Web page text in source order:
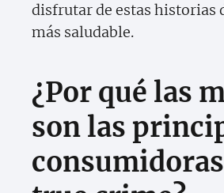
disfrutar de estas historias
más saludable.
¿Por qué las
son las